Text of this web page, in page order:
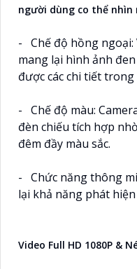
người dùng co thể
- Chế độ hồng ngoại:
mang lại hình ảnh
được các chi tiết
- Chế độ màu:
đèn chiếu tích hợp
đêm đầy màu sắc.
- Chức năng thông
lại khả năng phát
Video Full HD 1080P &